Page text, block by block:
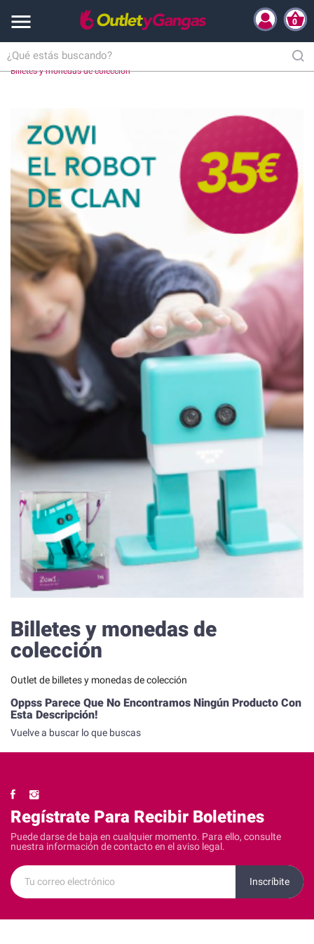
 0
Inicio Hogar y Complementos
Billetes y monedas de colección
Billetes y monedas de
colección
Outlet de billetes y monedas de colección
Oppss Parece Que No Encontramos Ningún Producto Con
Esta Descripción!
Vuelve a buscar lo que buscas
Regístrate Para Recibir Boletines
Puede darse de baja en cualquier momento. Para ello, consulte
nuestra información de contacto en el aviso legal.